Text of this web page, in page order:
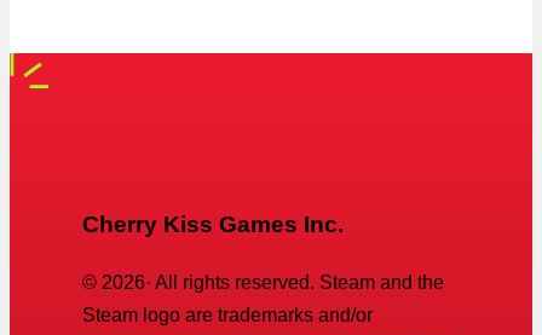
Cherry Kiss Games Inc.
© 2026· All rights reserved. Steam and the
Steam logo are trademarks and/or